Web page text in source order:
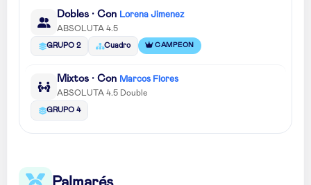
Dobles · Con Lorena Jimenez
ABSOLUTA 4.5
GRUPO 2 Cuadro CAMPEON
Mixtos · Con Marcos Flores
ABSOLUTA 4.5 Double
GRUPO 4